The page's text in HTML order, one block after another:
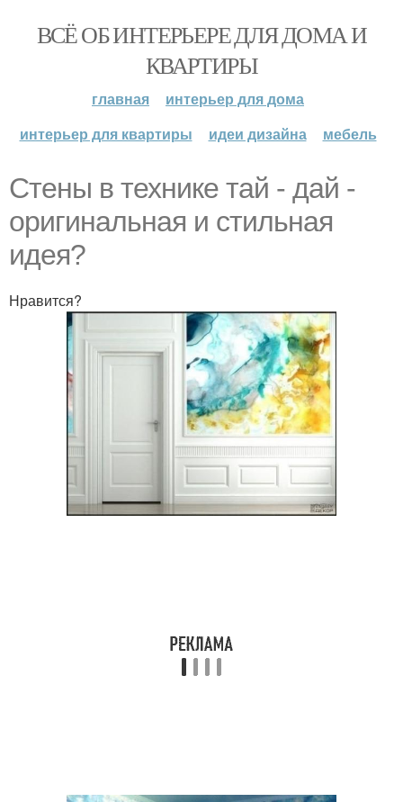
ВСЁ ОБ ИНТЕРЬЕРЕ ДЛЯ ДОМА И
КВАРТИРЫ
главная
интерьер для дома
интерьер для квартиры
идеи дизайна мебель
Стены в технике тай - дай -
оригинальная и стильная
идея?
Нравится?